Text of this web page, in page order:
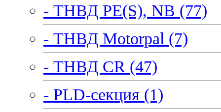
- ТНВД PE(S), NB (77)
- ТНВД Motorpal (7)
- ТНВД CR (47)
- PLD-секция (1)